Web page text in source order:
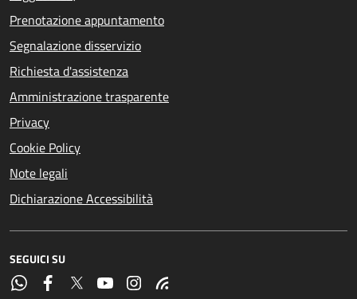
Prenotazione appuntamento
Segnalazione disservizio
Richiesta d'assistenza
Amministrazione trasparente
Privacy
Cookie Policy
Note legali
Dichiarazione Accessibilità
SEGUICI SU